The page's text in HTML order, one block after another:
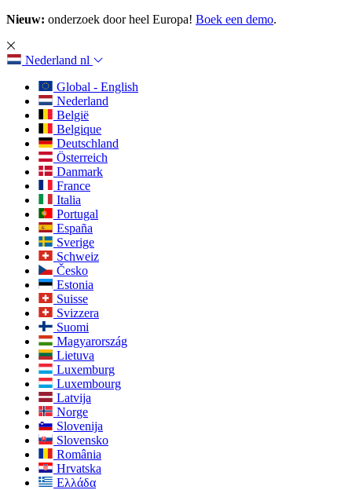
Nieuw: onderzoek door heel Europa! Boek een demo.
Nederland nl
Global - English
Nederland
België
Belgique
Deutschland
Österreich
Danmark
France
Italia
Portugal
España
Sverige
Schweiz
Česko
Estonia
Suisse
Svizzera
Suomi
Magyarország
Lietuva
Luxemburg
Luxembourg
Latvija
Norge
Slovenija
Slovensko
România
Hrvatska
Ελλάδα